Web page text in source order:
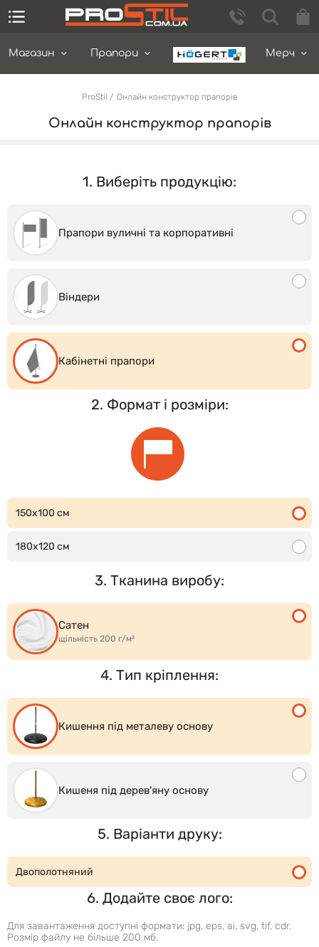
Магазин Прапори Мерч
ProStil Онлайн конструктор прапорів
Онлайн конструктор прапорів
1. Виберіть продукцію:
Прапори вуличні та корпоративні
Віндери
Кабінетні прапори
2. Формат і розміри:
150x100 см
180x120 см
3. Тканина виробу:
Сатен
щільність 200 г/м²
4. Тип кріплення:
Кишення під металеву основу
Кишеня під дерев'яну основу
5. Варіанти друку:
Двополотняний
6. Додайте своє лого:
Для завантаження доступні формати: jpg, eps, ai, svg, tif, cdr.
Розмір файлу не більше 200 мб.